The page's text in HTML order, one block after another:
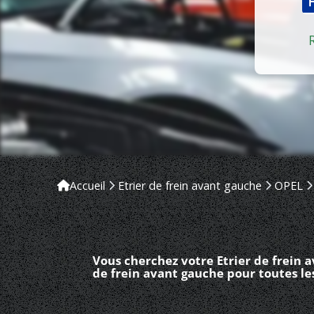
Accueil Etrier de frein avant gauche OPEL
Vous cherchez votre Etrier de frein
de frein avant gauche pour toutes